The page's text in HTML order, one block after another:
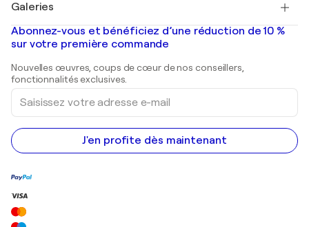
Banksy
Mr. Brainwash
Shepard Fairey
Tableaux abstraits à vendre
Peintures de paysage
Estampes
Peintures acryliques
Galeries
Galeries d'art en France
Galeries d'art en Belgique
Abonnez-vous et bénéficiez d’une réduction de 10 %
sur votre première commande
Nouvelles œuvres, coups de cœur de nos conseillers,
fonctionnalités exclusives.
Saisissez
votre
adresse
e-
mail
J'en profite dès maintenant